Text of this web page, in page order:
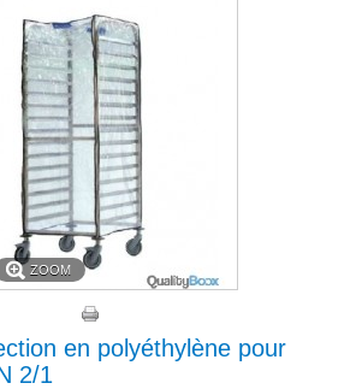
ZOOM
en polyéthylène pour
2/1